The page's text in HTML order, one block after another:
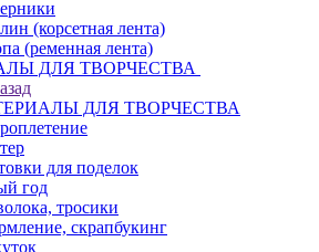
(корсетная лента)
(ременная лента)
ДЛЯ ТВОРЧЕСТВА
ДЛЯ ТВОРЧЕСТВА
для поделок
год
тросики
скрапбукинг